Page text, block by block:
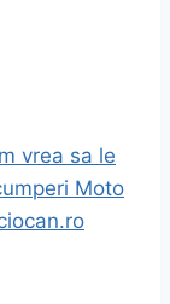
vrea sa le
Moto